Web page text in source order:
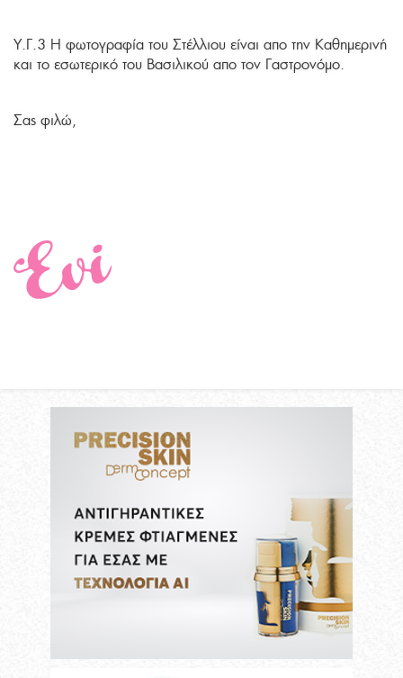
Υ.Γ.3 Η φωτογραφία του Στέλλιου είναι απο την Καθημερινή
και το εσωτερικό του Βασιλικού απο τον Γαστρονόμο.
Σας φιλώ,